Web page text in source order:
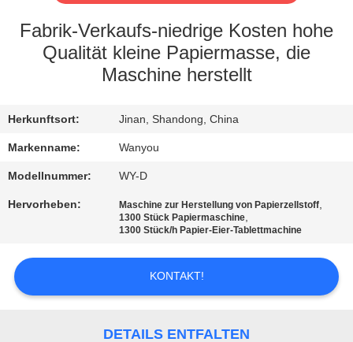
FABRIK
TOUR
KONTAKT
NACHRICHTEN
FÄLLE
Fabrik-Verkaufs-niedrige Kosten hohe
Qualität kleine Papiermasse, die
Maschine herstellt
Herkunftsort: Jinan, Shandong, China
Markenname: Wanyou
Modellnummer: WY-D
Hervorheben: Maschine zur Herstellung von Papierzellstoff,
1300 Stück Papiermaschine,
1300 Stück/h Papier-Eier-Tablettmachine
KONTAKT!
DETAILS ENTFALTEN